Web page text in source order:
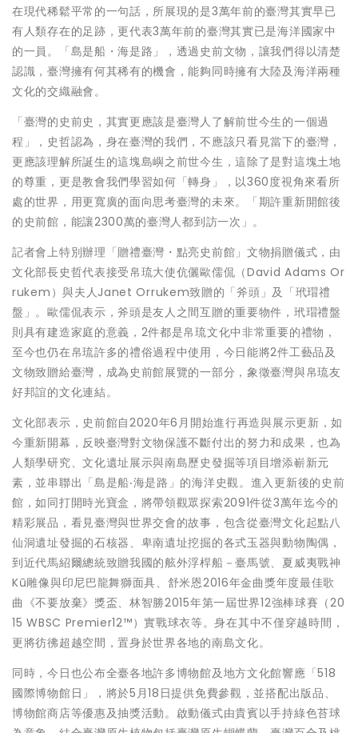
在現代稀鬆平常的一句話，所展現的是3萬年前的臺灣其實早已
有人類存在的足跡，更代表3萬年前的臺灣其實已是海洋國家中
的一員。「島是船・海是路」，透過史前文物，讓我們得以清楚
認識，臺灣擁有何其稀有的機會，能夠同時擁有大陸及海洋兩種
文化的交織融會。
「臺灣的史前史，其實更應該是臺灣人了解前世今生的一個過
程」，史哲認為，身在臺灣的我們，不應該只看見當下的臺灣，
更應該理解所誕生的這塊島嶼之前世今生，這除了是對這塊土地
的尊重，更是教會我們學習如何「轉身」，以360度視角來看所
處的世界，用更寬廣的面向思考臺灣的未來。「期許重新開館後
的史前館，能讓2300萬的臺灣人都到訪一次」。
記者會上特別辦理「贈禮臺灣・點亮史前館」文物捐贈儀式，由
文化部長史哲代表接受帛琉大使伉儷歐儒侃（David Adams Or
rukem）與夫人Janet Orrukem致贈的「斧頭」及「玳瑁禮
盤」。歐儒侃表示，斧頭是友人之間互贈的重要物件，玳瑁禮盤
則具有建造家庭的意義，2件都是帛琉文化中非常重要的禮物，
至今也仍在帛琉許多的禮俗過程中使用，今日能將2件工藝品及
文物致贈給臺灣，成為史前館展覽的一部分，象徵臺灣與帛琉友
好邦誼的文化連結。
文化部表示，史前館自2020年6月開始進行再造與展示更新，如
今重新開幕，反映臺灣對文物保護不斷付出的努力和成果，也為
人類學研究、文化遺址展示與南島歷史發掘等項目增添嶄新元
素，並串聯出「島是船‧海是路」的海洋史觀。進入更新後的史前
館，如同打開時光寶盒，將帶領觀眾探索2091件從3萬年迄今的
精彩展品，看見臺灣與世界交會的故事，包含從臺灣文化起點八
仙洞遺址發掘的石核器、卑南遺址挖掘的各式玉器與動物陶偶，
到近代馬紹爾總統致贈我國的舷外浮桿船－臺馬號、夏威夷戰神
Kū雕像與印尼巴龍舞獅面具、舒米恩2016年金曲獎年度最佳歌
曲《不要放棄》獎盃、林智勝2015年第一屆世界12強棒球賽（20
15 WBSC Premier12™️）實戰球衣等。身在其中不僅穿越時間，
更將彷彿超越空間，置身於世界各地的南島文化。
同時，今日也公布全臺各地許多博物館及地方文化館響應「518
國際博物館日」，將於5月18日提供免費參觀，並搭配出版品、
博物館商店等優惠及抽獎活動。啟動儀式由貴賓以手持綠色苔球